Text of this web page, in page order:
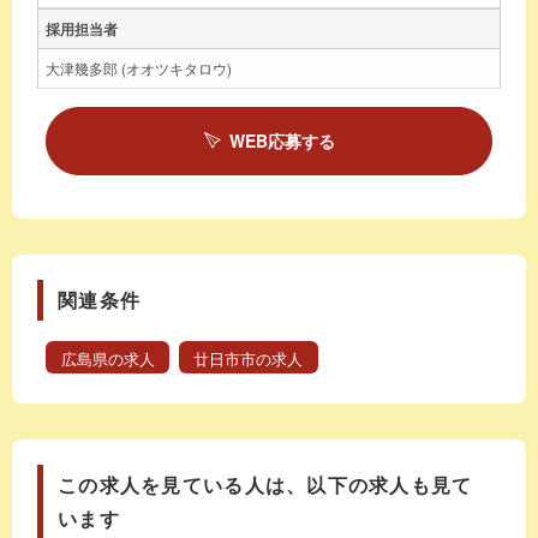
採用担当者
大津幾多郎 (オオツキタロウ)
WEB応募する
関連条件
広島県の求人 廿日市市の求人
この求人を見ている人は、以下の求人も見て
います